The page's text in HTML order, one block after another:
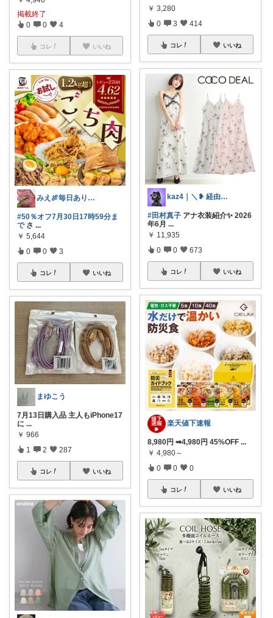
掲載終了
0 0 4
コレ いいね
みえ🍖毎日ありがとう🐟️
#50％オフ7月30日17時59分ま
でさ ...
￥ 5,644
0 0 3
コレ いいね
まゆこう
7月13日購入品 主人もiPhone17
に ...
￥ 966
1 2 287
コレ いいね
￥ 3,280
0 3 414
コレ いいね
kaz4｜＼❥ 経由購入感謝 ෆ／
#田村真子 アナ衣装紹介✨ 2026
年6月 ...
￥ 11,935
0 0 673
コレ いいね
楽天値下速報
8,980円 ➡4,980円 45%OFF ...
￥ 4,980～
0 0 0
コレ いいね